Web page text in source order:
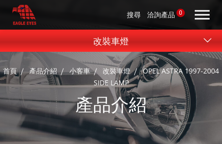
搜尋 洽詢產品 0
首頁 產品介紹 小客車 改裝車燈
OPEL ASTRA 1997-2004
SIDE LAMP
產品介紹
改裝車燈